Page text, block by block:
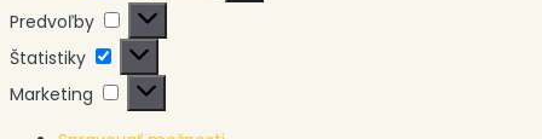
Predvoľby
Predvoľby
Štatistiky
Štatistiky
Marketing
Marketing